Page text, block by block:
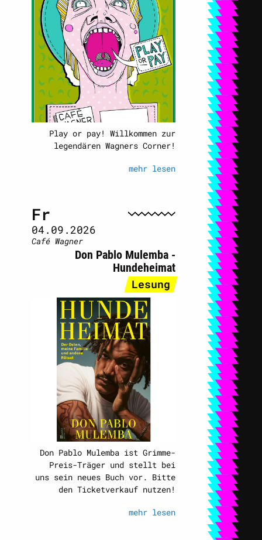
Play or pay! Willkommen zur
legendären Wagners Corner!
mehr lesen
Fr
04.09.2026
Café Wagner
Don Pablo Mulemba -
Hundeheimat
Lesung
Don Pablo Mulemba ist Grimme-
Preis-Träger und stellt bei
uns sein neues Buch vor. Bitte
den Ticketverkauf nutzen!
mehr lesen